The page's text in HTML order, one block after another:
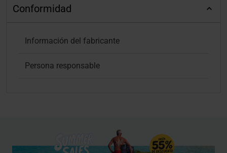
Conformidad
Información del fabricante
Persona responsable